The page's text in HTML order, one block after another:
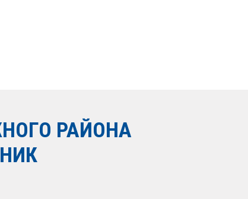
РАЙОНА